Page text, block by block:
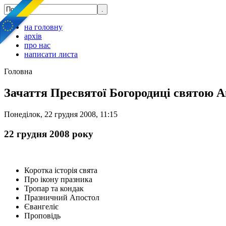
на головну
архів
про нас
написати листа
Головна
Зачаття Пресвятої Богородиці святою
Понеділок, 22 грудня 2008, 11:15
22 грудня 2008 року
Коротка історія свята
Про ікону празника
Тропар та кондак
Празничний Апостол
Євангеліє
Проповідь